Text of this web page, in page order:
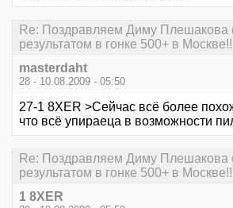
Re: Поздравляем Диму Плешакова
результатом в гонке 500+ в
masterdaht
28 - 10.08.2009 - 05:50
27-1 8XER >Сейчас всё более
что всё упираеца в возможности
Re: Поздравляем Диму Плешакова
результатом в гонке 500+ в
1 8XER